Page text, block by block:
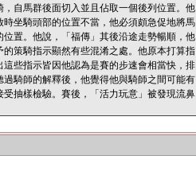
自馬群後面切入並且佔取一個後列位置。他
坐騎頭部的位置不當，他必須頗急促地將馬
置。他說，「福傳」其後沿途走勢暢順，他
策騎指示顯然有些混淆之處。他原本打算指
些指示皆因他認為是賽的步速會相當快，排
騎師的解釋後，他覺得他與騎師之間可能有
抽樣檢驗。賽後，「活力玩意」被發現流鼻